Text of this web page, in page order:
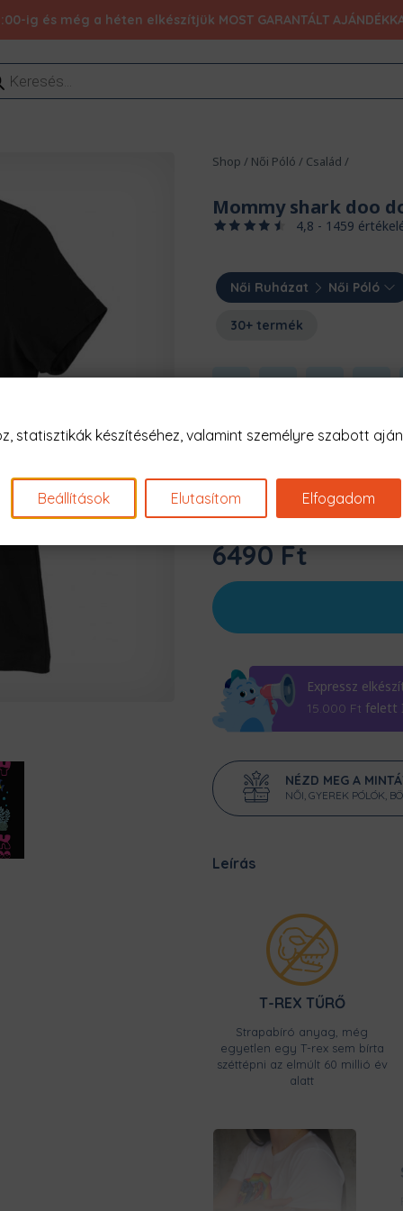
ig és még a héten elkészítjük MOST GARANTÁLT
Shop / Női Póló / Család /
Mommy shark doo
4,8 - 1459
Női Ruházat Női Póló
30+ termék
S M L XL
6490 Ft
Expressz
15.000 Ft felett
NÉZD MEG A
NŐI, GYEREK PÓLÓK,
Leírás
T-REX TŰRŐ
Strapabíró anyag, még
egyetlen egy T-rex sem bírta
széttépni az elmúlt 60 millió év
alatt
statisztikák készítéséhez, valamint személyre szabott
Beállítások Elutasítom Elfogadom